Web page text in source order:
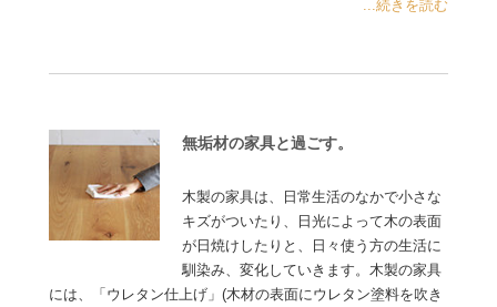
...続きを読む
無垢材の家具と過ごす。
木製の家具は、日常生活のなかで小さな
キズがついたり、日光によって木の表面
が日焼けしたりと、日々使う方の生活に
馴染み、変化していきます。木製の家具
には、「ウレタン仕上げ」(木材の表面にウレタン塗料を吹き